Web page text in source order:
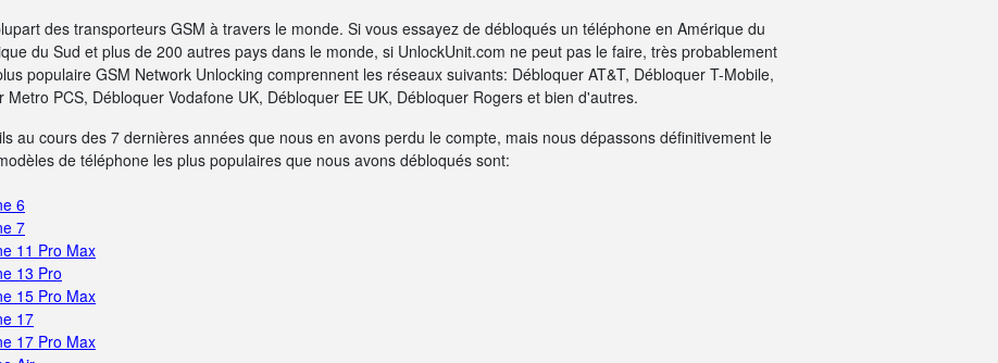
des transporteurs GSM à travers le monde. Si vous essayez de débloqués un téléphone en Amérique du
du Sud et plus de 200 autres pays dans le monde, si UnlockUnit.com ne peut pas le faire, très probablement
populaire GSM Network Unlocking comprennent les réseaux suivants: Débloquer AT&T, Débloquer T-Mobile,
PCS, Débloquer Vodafone UK, Débloquer EE UK, Débloquer Rogers et bien d'autres.
au cours des 7 dernières années que nous en avons perdu le compte, mais nous dépassons définitivement le
de téléphone les plus populaires que nous avons débloqués sont:
6
7
11 Pro Max
13 Pro
15 Pro Max
17
17 Pro Max